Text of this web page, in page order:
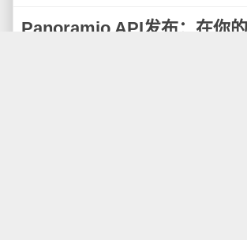
Panoramio API发布：在你